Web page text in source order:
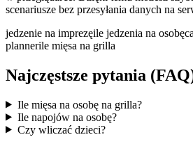
scenariusze bez przesyłania danych na
jedzenie na imprezęile jedzenia na osobę
plannerile mięsa na grilla
Najczęstsze pytania
Ile mięsa na osobę na grilla?
Ile napojów na osobę?
Czy wliczać dzieci?